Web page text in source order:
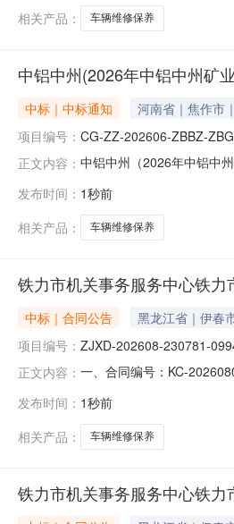
相关产品：
车辆维修保养
中铝中州(2026年中铝中州矿
中标｜中标通知
河南省｜焦作市
项目编号： CG-ZZ-202606-ZBBZ-
正文内容： 中铝中州（2026年中铝中
发布时间： 1秒前
相关产品：
车辆维修保养
铁力市机关事务服务中心铁
中标｜合同公告 黑龙江省｜伊春
项目编号： ZJXD-202608-230781-
正文内容： 一、合同编号：KC-
(乙方)：铁力市东岗誉龙
发布时间： 1秒前
相关产品：
车辆维修保养
铁力市机关事务服务中心铁